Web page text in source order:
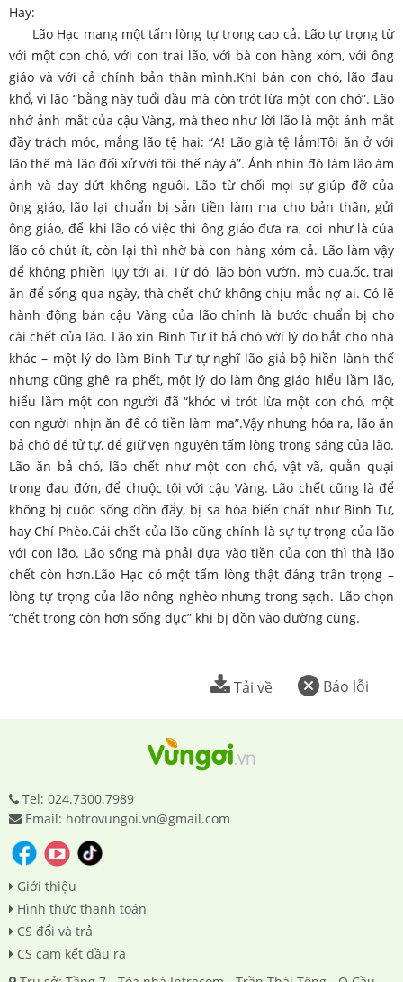
Hay:
Lão Hạc mang một tấm lòng tự trong cao cả. Lão tự trọng từ
với một con chó, với con trai lão, với bà con hàng xóm, với ông
giáo và với cả chính bản thân mình.Khi bán con chó, lão đau
khổ, vì lão “bằng này tuổi đầu mà còn trót lừa một con chó”. Lão
nhớ ảnh mắt của cậu Vàng, mà theo như lời lão là một ánh mắt
đầy trách móc, mắng lão tệ hại: “A! Lão già tệ lắm!Tôi ăn ở với
lão thế mà lão đối xử với tôi thế này à”. Ánh nhìn đó làm lão ám
ảnh và day dứt không nguôi. Lão từ chối mọi sự giúp đỡ của
ông giáo, lão lại chuẩn bị sẵn tiền làm ma cho bản thân, gửi
ông giáo, để khi lão có việc thì ông giáo đưa ra, coi như là của
lão có chút ít, còn lại thì nhờ bà con hàng xóm cả. Lão làm vậy
để không phiền lụy tới ai. Từ đó, lão bòn vườn, mò cua,ốc, trai
ăn để sống qua ngày, thà chết chứ không chịu mắc nợ ai. Có lẽ
hành động bán cậu Vàng của lão chính là bước chuẩn bị cho
cái chết của lão. Lão xin Binh Tư ít bả chó với lý do bắt cho nhà
khác – một lý do làm Binh Tư tự nghĩ lão giả bộ hiền lành thế
nhưng cũng ghê ra phết, một lý do làm ông giáo hiểu lầm lão,
hiểu lầm một con người đã “khóc vì trót lừa một con chó, một
con người nhịn ăn để có tiền làm ma”.Vậy nhưng hóa ra, lão ăn
bả chó để tử tự, để giữ vẹn nguyên tấm lòng trong sáng của lão.
Lão ăn bả chó, lão chết như một con chó, vật vã, quằn quại
trong đau đớn, để chuộc tội với cậu Vàng. Lão chết cũng là để
không bị cuộc sống dồn đẩy, bị sa hóa biến chất như Binh Tư,
hay Chí Phèo.Cái chết của lão cũng chính là sự tự trọng của lão
với con lão. Lão sống mà phải dựa vào tiền của con thì thà lão
chết còn hơn.Lão Hạc có một tấm lòng thật đáng trân trọng –
lòng tự trọng của lão nông nghèo nhưng trong sạch. Lão chọn
“chết trong còn hơn sống đục” khi bị dồn vào đường cùng.
Báo lỗi
Tải về
Tel: 024.7300.7989
Email: hotrovungoi.vn@gmail.com
Giới thiệu
Hình thức thanh toán
CS đổi và trả
CS cam kết đầu ra